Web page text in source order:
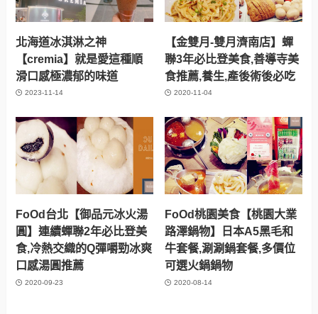
北海道冰淇淋之神
【cremia】就是愛這種順
滑口感極濃郁的味道
2023-11-14
【金雙月-雙月濟南店】蟬
聯3年必比登美食,善導寺美
食推薦,養生,產後術後必吃
2020-11-04
FoOd台北【御品元冰火湯
圓】連續蟬聯2年必比登美
食,冷熱交織的Q彈嚼勁冰爽
口感湯圓推薦
2020-09-23
FoOd桃園美食【桃園大業
路澤鍋物】日本A5黑毛和
牛套餐,涮涮鍋套餐,多價位
可選火鍋鍋物
2020-08-14